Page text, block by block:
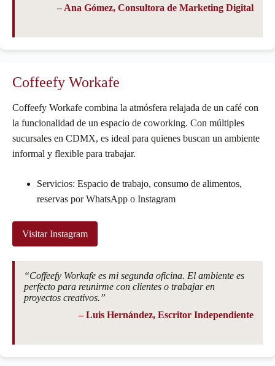
– Ana Gómez, Consultora de Marketing Digital
Coffeefy Workafe
Coffeefy Workafe combina la atmósfera relajada de un café con
la funcionalidad de un espacio de coworking. Con múltiples
sucursales en CDMX, es ideal para quienes buscan un ambiente
informal y flexible para trabajar.
Servicios: Espacio de trabajo, consumo de alimentos,
reservas por WhatsApp o Instagram
Visitar Instagram
“Coffeefy Workafe es mi segunda oficina. El ambiente es
perfecto para reunirme con clientes o trabajar en
proyectos creativos.”
– Luis Hernández, Escritor Independiente